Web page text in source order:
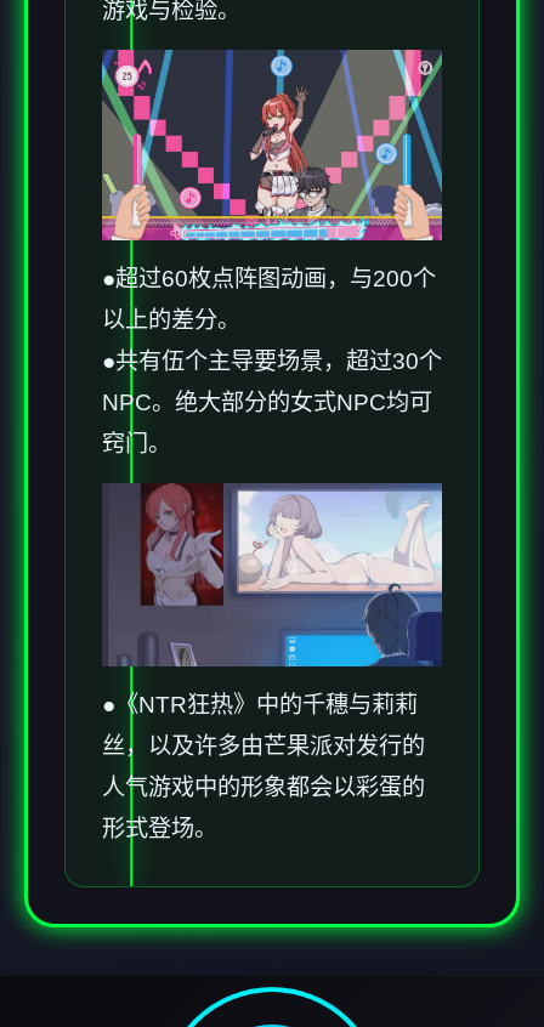
游戏与检验。
●超过60枚点阵图动画，与200个
以上的差分。
●共有伍个主导要场景，超过30个
NPC。绝大部分的女式NPC均可
窍门。
●《NTR狂热》中的千穗与莉莉
丝，以及许多由芒果派对发行的
人气游戏中的形象都会以彩蛋的
形式登场。